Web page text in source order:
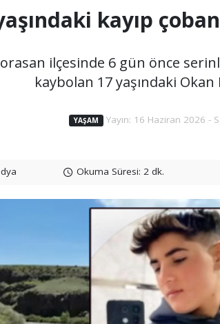
kayıp
ilçesinde 6 gün önce
kaybolan 17 yaşındaki
YAŞAM Yayın: 16 Haziran 2026 -
Okuma Süresi: 2 dk.